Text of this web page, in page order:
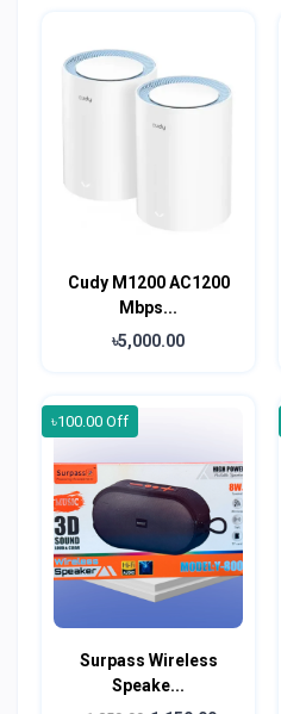
Cudy M1200 AC1200
Mbps...
৳5,000.00
৳100.00 Off
Surpass Wireless
Speake...